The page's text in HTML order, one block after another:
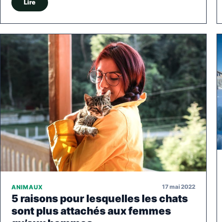
Lire
ANIMAUX 17 mai 2022
5 raisons pour lesquelles les chats
sont plus attachés aux femmes